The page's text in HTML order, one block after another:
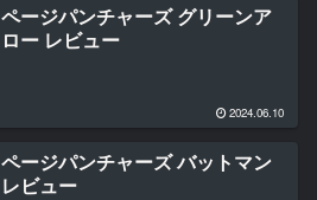
ページパンチャーズ グリーンア
ロー レビュー
2024.06.10
ページパンチャーズ バットマン
レビュー